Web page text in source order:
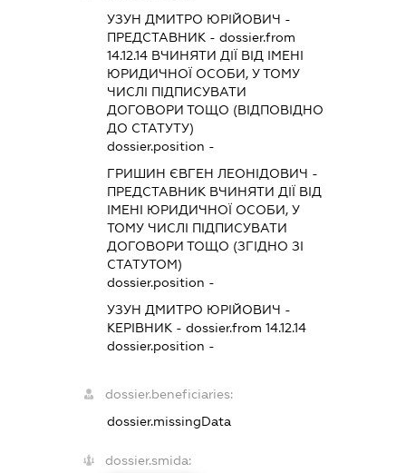
УЗУН ДМИТРО ЮРІЙОВИЧ -
ПРЕДСТАВНИК - dossier.from
14.12.14 ВЧИНЯТИ ДІЇ ВІД ІМЕНІ
ЮРИДИЧНОЇ ОСОБИ, У ТОМУ
ЧИСЛІ ПІДПИСУВАТИ
ДОГОВОРИ ТОЩО (ВІДПОВІДНО
ДО СТАТУТУ)
dossier.position -
ГРИШИН ЄВГЕН ЛЕОНІДОВИЧ -
ПРЕДСТАВНИК ВЧИНЯТИ ДІЇ ВІД
ІМЕНІ ЮРИДИЧНОЇ ОСОБИ, У
ТОМУ ЧИСЛІ ПІДПИСУВАТИ
ДОГОВОРИ ТОЩО (ЗГІДНО ЗІ
СТАТУТОМ)
dossier.position -
УЗУН ДМИТРО ЮРІЙОВИЧ -
КЕРІВНИК - dossier.from 14.12.14
dossier.position -
dossier.beneficiaries:
dossier.missingData
dossier.smida: